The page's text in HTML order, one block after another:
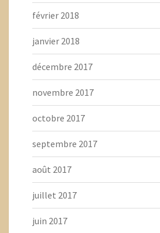
février 2018
janvier 2018
décembre 2017
novembre 2017
octobre 2017
septembre 2017
août 2017
juillet 2017
juin 2017